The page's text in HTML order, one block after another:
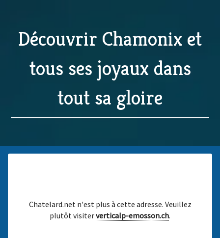
Découvrir Chamonix et
tous ses joyaux dans
tout sa gloire
Chatelard.net n'est plus à cette adresse. Veuillez
plutôt visiterverticalp-emosson.ch.